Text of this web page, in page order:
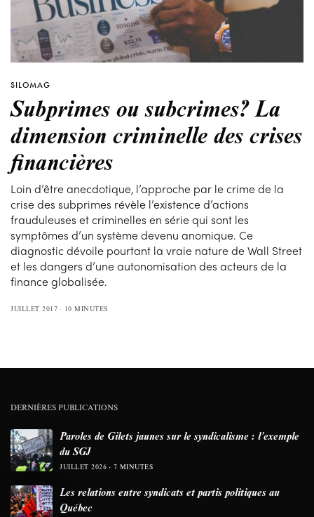
SILOMAG
Subprimes ou subcrimes? La
dimension criminelle des crises
financières
Loin d’être anecdotique, l’approche par le crime de la
crise des subprimes révèle l’existence d’actions
frauduleuses et criminelles en série qui sont les
symptômes d’un système devenu anomique. Ce
diagnostic dévoile pourtant la vraie nature de Wall Street
et les dangers d’une autonomisation des acteurs de la
finance globalisée.
JUILLET 2017 10 MINUTES
DERNIÈRES PUBLICATIONS
Paroles de Gilets jaunes sur le syndicalisme : l’exemple
du SGJ
JUILLET 2026 7 MINUTES
Les relations entre syndicats et partis politiques au
Québec